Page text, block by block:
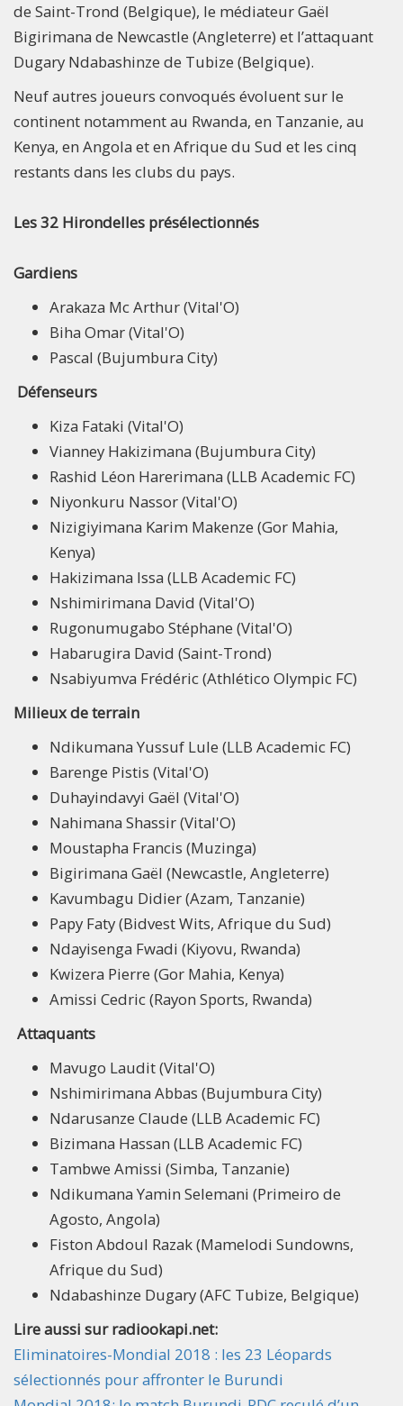
de Saint-Trond (Belgique), le médiateur Gaël
Bigirimana de Newcastle (Angleterre) et l’attaquant
Dugary Ndabashinze de Tubize (Belgique).
Neuf autres joueurs convoqués évoluent sur le
continent notamment au Rwanda, en Tanzanie, au
Kenya, en Angola et en Afrique du Sud et les cinq
restants dans les clubs du pays.
Les 32 Hirondelles présélectionnés
Gardiens
Arakaza Mc Arthur (Vital'O)
Biha Omar (Vital'O)
Pascal (Bujumbura City)
Défenseurs
Kiza Fataki (Vital'O)
Vianney Hakizimana (Bujumbura City)
Rashid Léon Harerimana (LLB Academic FC)
Niyonkuru Nassor (Vital'O)
Nizigiyimana Karim Makenze (Gor Mahia,
Kenya)
Hakizimana Issa (LLB Academic FC)
Nshimirimana David (Vital'O)
Rugonumugabo Stéphane (Vital'O)
Habarugira David (Saint-Trond)
Nsabiyumva Frédéric (Athlético Olympic FC)
Milieux de terrain
Ndikumana Yussuf Lule (LLB Academic FC)
Barenge Pistis (Vital'O)
Duhayindavyi Gaël (Vital'O)
Nahimana Shassir (Vital'O)
Moustapha Francis (Muzinga)
Bigirimana Gaël (Newcastle, Angleterre)
Kavumbagu Didier (Azam, Tanzanie)
Papy Faty (Bidvest Wits, Afrique du Sud)
Ndayisenga Fwadi (Kiyovu, Rwanda)
Kwizera Pierre (Gor Mahia, Kenya)
Amissi Cedric (Rayon Sports, Rwanda)
Attaquants
Mavugo Laudit (Vital'O)
Nshimirimana Abbas (Bujumbura City)
Ndarusanze Claude (LLB Academic FC)
Bizimana Hassan (LLB Academic FC)
Tambwe Amissi (Simba, Tanzanie)
Ndikumana Yamin Selemani (Primeiro de
Agosto, Angola)
Fiston Abdoul Razak (Mamelodi Sundowns,
Afrique du Sud)
Ndabashinze Dugary (AFC Tubize, Belgique)
Lire aussi sur radiookapi.net:
Eliminatoires-Mondial 2018 : les 23 Léopards
sélectionnés pour affronter le Burundi